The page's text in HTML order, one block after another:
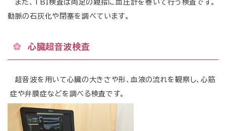
また、TBI検査は両足の親指に血圧計を巻いて行う検査です。
動脈の石灰化や閉塞を調べています。
心臓超音波検査
超音波を用いて心臓の大きさや形、血液の流れを観察し、心筋
症や弁膜症などを調べる検査です。